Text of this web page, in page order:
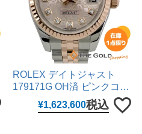
ROLEX デイトジャスト
179171G OH済 ピンクコン
ピューター 26mm コンビ
SS ERG 自動巻き 腕時計
¥1,623,600税込